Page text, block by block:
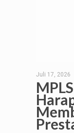
Juli 17, 2026